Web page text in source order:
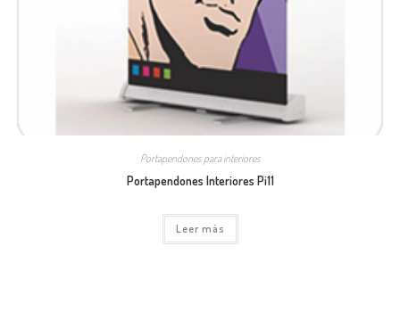
Portapendones para interiores
Portapendones Interiores Pi11
Leer más